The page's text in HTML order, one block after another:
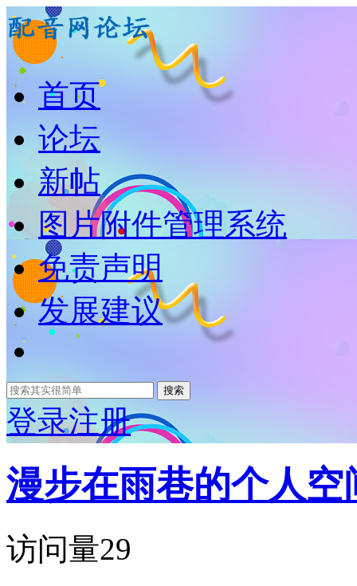
首页
论坛
新帖
图片附件管理系统
免责声明
发展建议
搜索
登录注册
漫步在雨巷的个人空
访问量29